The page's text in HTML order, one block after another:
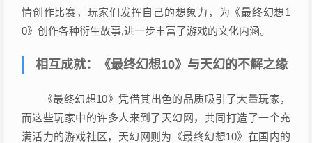
情创作比赛，玩家们发挥自己的想象力，为《最终幻想1
0》创作各种衍生故事,进一步丰富了游戏的文化内涵。
相互成就：《最终幻想10》与天幻的不解之缘
《最终幻想10》凭借其出色的品质吸引了大量玩家，
而这些玩家中的许多人来到了天幻网，共同打造了一个充
满活力的游戏社区，天幻网则为《最终幻想10》在国内的